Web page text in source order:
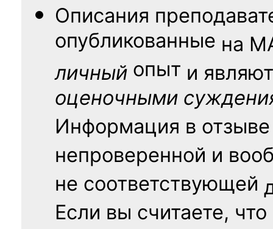
Описания
опубликованные на
личный опыт и
оценочными
Информация в
непроверенной и
не соответствующей
Если вы считаете, что